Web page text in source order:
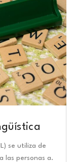
se utiliza de
las personas a.